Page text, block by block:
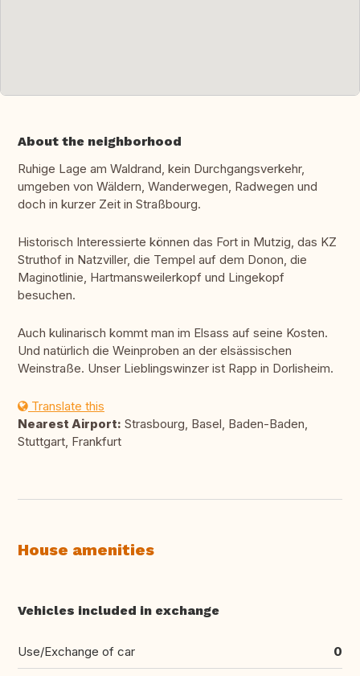
About the neighborhood
Ruhige Lage am Waldrand, kein Durchgangsverkehr,
umgeben von Wäldern, Wanderwegen, Radwegen und
doch in kurzer Zeit in Straßbourg.
Historisch Interessierte können das Fort in Mutzig, das KZ
Struthof in Natzviller, die Tempel auf dem Donon, die
Maginotlinie, Hartmansweilerkopf und Lingekopf
besuchen.
Auch kulinarisch kommt man im Elsass auf seine Kosten.
Und natürlich die Weinproben an der elsässischen
Weinstraße. Unser Lieblingswinzer ist Rapp in Dorlisheim.
Translate this
Nearest Airport: Strasbourg, Basel, Baden-Baden,
Stuttgart, Frankfurt
House amenities
Vehicles included in exchange
Use/Exchange of car 0